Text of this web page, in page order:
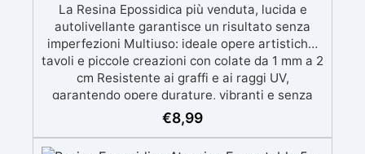
La Resina Epossidica più venduta, lucida e
autolivellante garantisce un risultato senza
imperfezioni Multiuso: ideale opere artistiche,
tavoli e piccole creazioni con colate da 1 mm a 2
cm Resistente ai graffi e ai raggi UV,
garantendo opere durature, vibranti e senza
ingiallimenti nel tempo Bassa viscosità e
formula anti-bolle per risultati impeccabili,
€8,99